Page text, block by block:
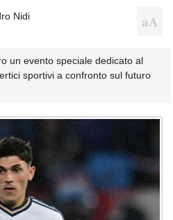
Nidi
un evento speciale dedicato al
sportivi a confronto sul futuro